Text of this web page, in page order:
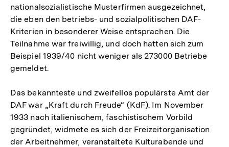
nationalsozialistische Musterfirmen ausgezeichnet,
die eben den betriebs- und sozialpolitischen DAF-
Kriterien in besonderer Weise entsprachen. Die
Teilnahme war freiwillig, und doch hatten sich zum
Beispiel 1939/40 nicht weniger als 273000 Betriebe
gemeldet.
Das bekannteste und zweifellos populärste Amt der
DAF war „Kraft durch Freude“ (KdF). Im November
1933 nach italienischem, faschistischem Vorbild
gegründet, widmete es sich der Freizeitorganisation
der Arbeitnehmer, veranstaltete Kulturabende und